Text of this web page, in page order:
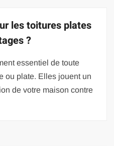
les toitures plates
?
essentiel de toute
ou plate. Elles jouent un
de votre maison contre